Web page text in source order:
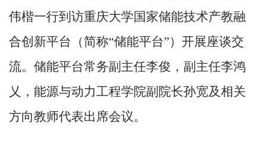
伟楷一行到访重庆大学国家储能技术产教融
合创新平台（简称“储能平台”）开展座谈交
流。储能平台常务副主任李俊，副主任李鸿
乂，能源与动力工程学院副院长孙宽及相关
方向教师代表出席会议。